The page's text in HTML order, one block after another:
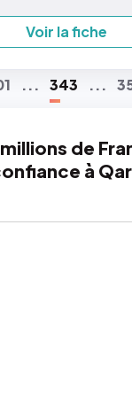
Voir la fiche
... 343 ...
de
à